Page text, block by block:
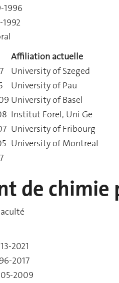
1996
1992
Affiliation actuelle
University of Szeged
University of Pau
University of Basel
Institut Forel, Uni Ge
University of Fribourg
University of Montreal
de chimie
2021
2017
2009